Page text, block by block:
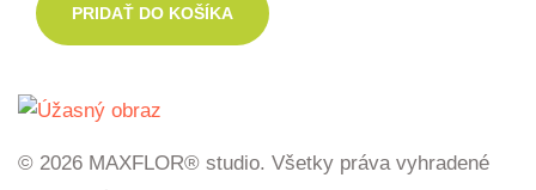
PRIDAŤ DO KOŠÍKA
© 2026 MAXFLOR® studio. Všetky práva vyhradené